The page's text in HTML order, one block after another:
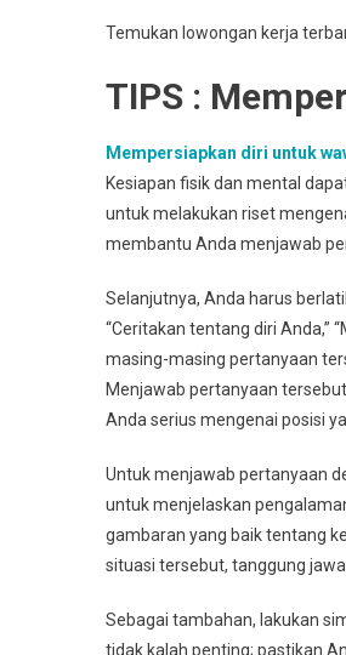
Temukan lowongan kerja
TIPS :
Mempersiapkan diri untuk
Kesiapan fisik dan mental
untuk melakukan riset
membantu Anda menjawab
Selanjutnya, Anda harus
“Ceritakan tentang diri Anda,”
masing-masing pertanyaan
Menjawab pertanyaan
Anda serius mengenai posisi
Untuk menjawab pertanyaan
untuk menjelaskan
gambaran yang baik tentang
situasi tersebut, tanggung
Sebagai tambahan, lakukan
tidak kalah penting; pastikan